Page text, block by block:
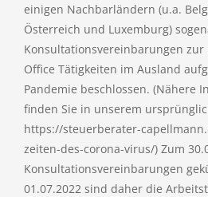
einigen Nachbarländern (u.a.
Österreich und Luxemburg)
Konsultationsvereinbarungen zur
Office Tätigkeiten im Ausland
Pandemie beschlossen. (Nähere
finden Sie in unserem
https://steuerberater-
zeiten-des-corona-virus/) Zum
Konsultationsvereinbarungen
01.07.2022 sind daher die